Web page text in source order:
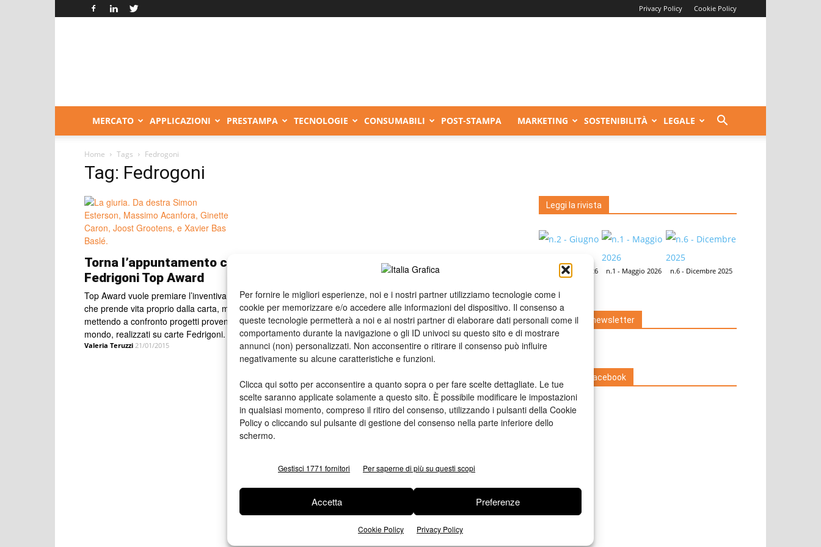
Per fornire le migliori esperienze, noi e i nostri partner utilizziamo tecnologie come i
cookie per memorizzare e/o accedere alle informazioni del dispositivo. Il consenso a
queste tecnologie permetterà a noi e ai nostri partner di elaborare dati personali come il
comportamento durante la navigazione o gli ID univoci su questo sito e di mostrare
annunci (non) personalizzati. Non acconsentire o ritirare il consenso può influire
negativamente su alcune caratteristiche e funzioni.
Clicca qui sotto per acconsentire a quanto sopra o per fare scelte dettagliate. Le tue
scelte saranno applicate solamente a questo sito. È possibile modificare le impostazioni
in qualsiasi momento, compreso il ritiro del consenso, utilizzando i pulsanti della Cookie
Policy o cliccando sul pulsante di gestione del consenso nella parte inferiore dello
schermo.
Gestisci 1771 fornitori Per saperne di più su questi scopi
Accetta Preferenze
Cookie Policy Privacy Policy
Privacy Policy Cookie Policy
MERCATO APPLICAZIONI PRESTAMPA TECNOLOGIE CONSUMABILI POST-STAMPA MARKETING SOSTENIBILITÀ LEGALE
Home Tags Fedrogoni
Tag: Fedrogoni
Torna l’appuntamento con
Fedrigoni Top Award
Top Award vuole premiare l’inventiva e la creatività
che prende vita proprio dalla carta, mostrando e
mettendo a confronto progetti provenienti da tutto il
mondo, realizzati su carte Fedrigoni.
Valeria Teruzzi 21/01/2015
Leggi la rivista
n.2 - Giugno 2026 n.1 - Maggio 2026 n.6 - Dicembre 2025
Edicola Web
Iscriviti alla newsletter
Seguici su Facebook